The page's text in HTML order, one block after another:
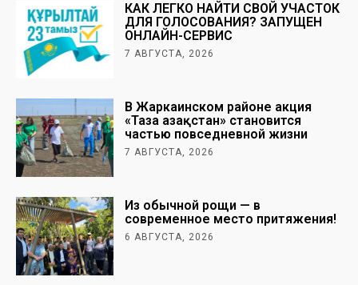
КАК ЛЕГКО НАЙТИ СВОЙ УЧАСТОК
ДЛЯ ГОЛОСОВАНИЯ? ЗАПУЩЕН
ОНЛАЙН-СЕРВИС
7 АВГУСТА, 2026
В Жаркаинском районе акция
«Таза Қазақстан» становится
частью повседневной жизни
7 АВГУСТА, 2026
Из обычной рощи — в
современное место притяжения!
6 АВГУСТА, 2026